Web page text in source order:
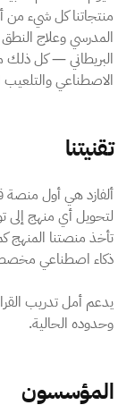
منتجاتنا كل شيء من
المدرسي وعلاج النطق
البريطاني — كل ذلك
الاصطناعي والتلعيب
تقنيتنا
ألفازد هي أول منصة
لتحويل أي منهج إلى
تأخذ منصتنا
ذكاء اصطناعي
يدعم أمل تدريب
وحدوده الحالية.
المؤسسون